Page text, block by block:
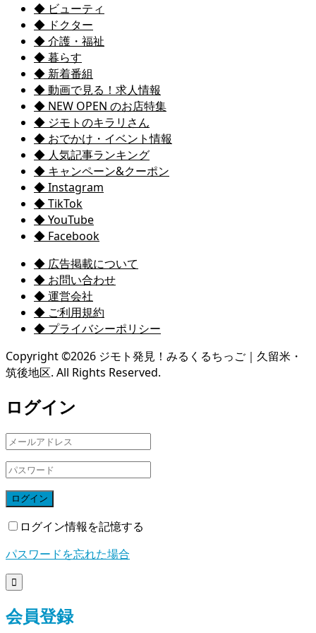
◆ ビューティ
◆ ドクター
◆ 介護・福祉
◆ 暮らす
◆ 新着番組
◆ 動画で見る！求人情報
◆ NEW OPEN のお店特集
◆ ジモトのキラリさん
◆ おでかけ・イベント情報
◆ 人気記事ランキング
◆ キャンペーン&クーポン
◆ Instagram
◆ TikTok
◆ YouTube
◆ Facebook
◆ 広告掲載について
◆ お問い合わせ
◆ 運営会社
◆ ご利用規約
◆ プライバシーポリシー
Copyright ©2026 ジモト発見！みるくるちっご｜久留米・
筑後地区. All Rights Reserved.
ログイン
ログイン
ログイン情報を記憶する
パスワードを忘れた場合

会員登録